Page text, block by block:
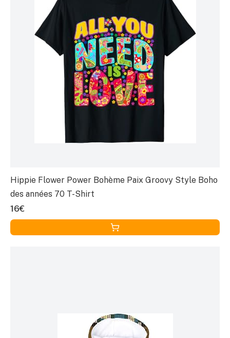
Hippie Flower Power Bohème Paix Groovy Style Boho
des années 70 T-Shirt
16€